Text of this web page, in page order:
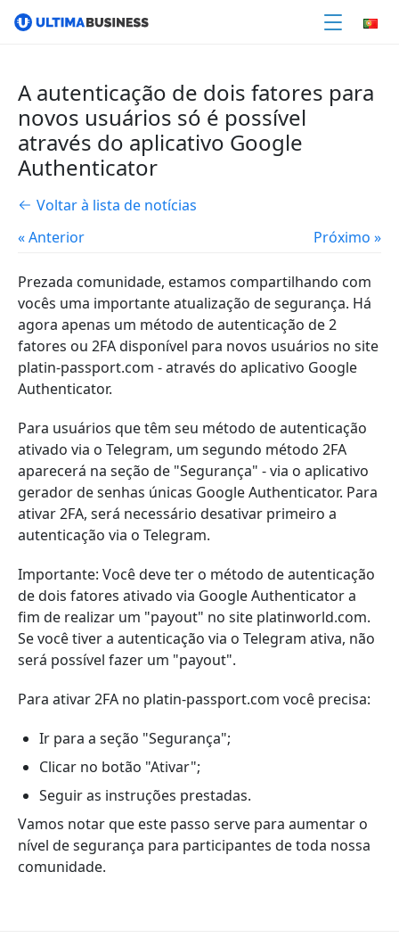
A autenticação de dois fatores para
novos usuários só é possível
através do aplicativo Google
Authenticator
Voltar à lista de notícias
« Anterior
Próximo »
Prezada comunidade, estamos compartilhando com
vocês uma importante atualização de segurança. Há
agora apenas um método de autenticação de 2
fatores ou 2FA disponível para novos usuários no site
platin-passport.com - através do aplicativo Google
Authenticator.
Para usuários que têm seu método de autenticação
ativado via o Telegram, um segundo método 2FA
aparecerá na seção de "Segurança" - via o aplicativo
gerador de senhas únicas Google Authenticator. Para
ativar 2FA, será necessário desativar primeiro a
autenticação via o Telegram.
Importante: Você deve ter o método de autenticação
de dois fatores ativado via Google Authenticator a
fim de realizar um "payout" no site platinworld.com.
Se você tiver a autenticação via o Telegram ativa, não
será possível fazer um "payout".
Para ativar 2FA no platin-passport.com você precisa:
Ir para a seção "Segurança";
Clicar no botão "Ativar";
Seguir as instruções prestadas.
Vamos notar que este passo serve para aumentar o
nível de segurança para participantes de toda nossa
comunidade.